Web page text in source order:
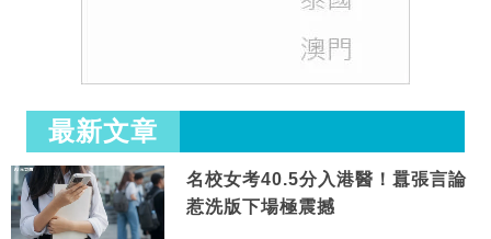
最新文章
名校女考40.5分入港醫！囂張言論
惹洗版下場極震撼